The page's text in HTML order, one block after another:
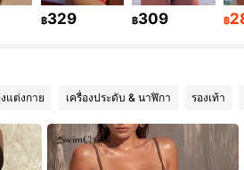
ตาม
ตาม
฿329 ฿309 ฿
แต่งกาย เครื่องประดับ & นาฬิกา รองเท้า